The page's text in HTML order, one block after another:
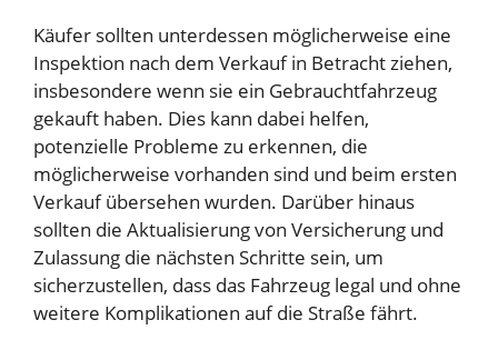
Käufer sollten unterdessen möglicherweise eine
Inspektion nach dem Verkauf in Betracht ziehen,
insbesondere wenn sie ein Gebrauchtfahrzeug
gekauft haben. Dies kann dabei helfen,
potenzielle Probleme zu erkennen, die
möglicherweise vorhanden sind und beim ersten
Verkauf übersehen wurden. Darüber hinaus
sollten die Aktualisierung von Versicherung und
Zulassung die nächsten Schritte sein, um
sicherzustellen, dass das Fahrzeug legal und ohne
weitere Komplikationen auf die Straße fährt.